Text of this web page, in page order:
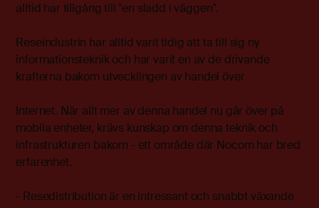
alltid har tillgång till "en sladd i väggen".
Reseindustrin har alltid varit tidig att ta till sig ny
informationsteknik och har varit en av de drivande
krafterna bakom utvecklingen av handel över
Internet. När allt mer av denna handel nu går över på
mobila enheter, krävs kunskap om denna teknik och
infrastrukturen bakom - ett område där Nocom har bred
erfarenhet.
- Resedistribution är en intressant och snabbt växande